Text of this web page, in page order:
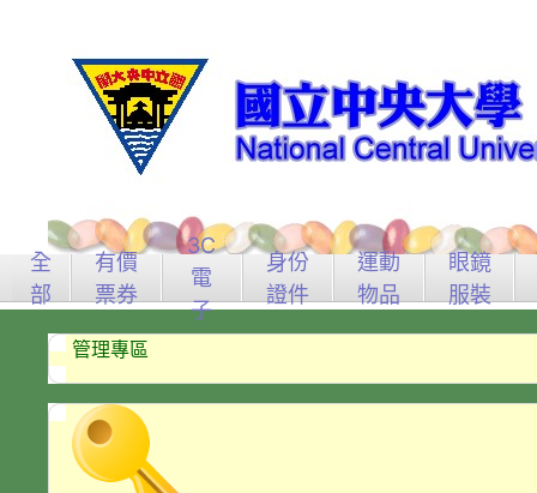
全
部
有價
票券
3C
電
子
身份
證件
運動
物品
眼鏡
服裝
管理專區